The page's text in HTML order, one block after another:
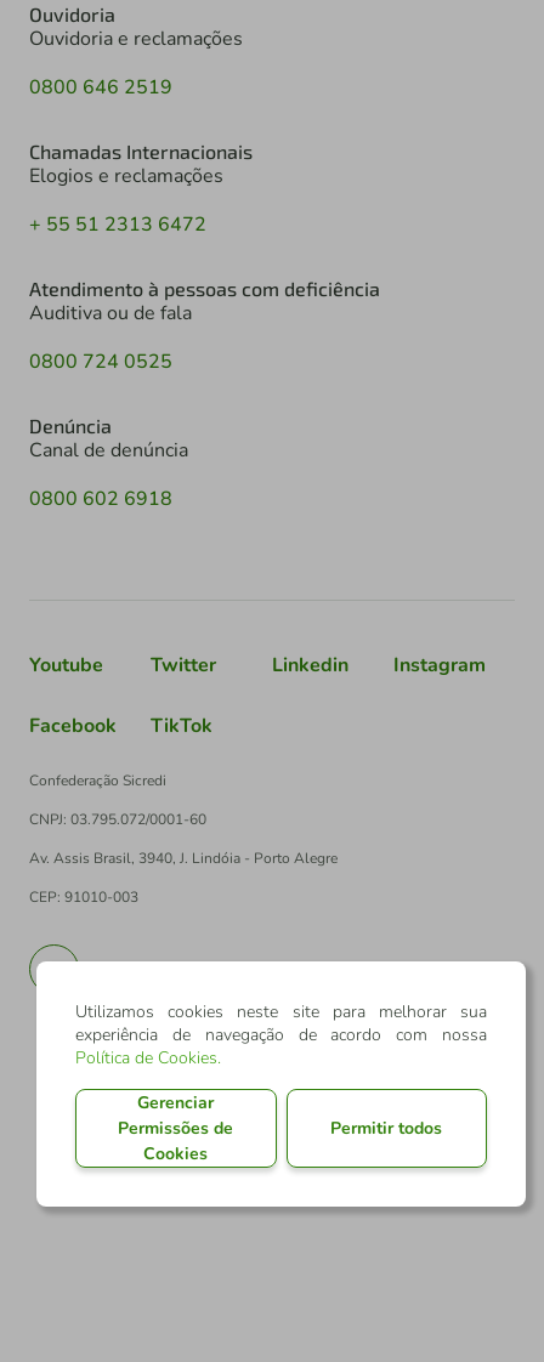
Ouvidoria
Ouvidoria e reclamações
0800 646 2519
Chamadas Internacionais
Elogios e reclamações
+ 55 51 2313 6472
Atendimento à pessoas com deficiência
Auditiva ou de fala
0800 724 0525
Denúncia
Canal de denúncia
0800 602 6918
Youtube Twitter Linkedin Instagram
Facebook TikTok
Confederação Sicredi
CNPJ: 03.795.072/0001-60
Av. Assis Brasil, 3940, J. Lindóia - Porto Alegre
CEP: 91010-003
PT
EN
Utilizamos cookies neste site para melhorar sua
experiência de navegação de acordo com nossa
Política de Cookies.
Gerenciar
Permissões de
Cookies
Permitir todos